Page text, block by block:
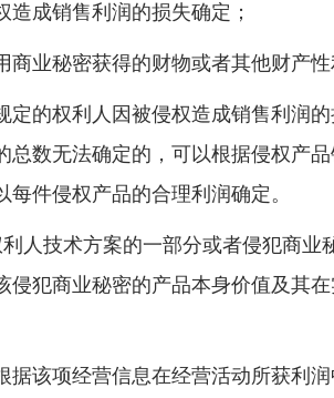
成销售利润的损失确定；
秘密获得的财物或者其他财产性
权利人因被侵权造成销售利润
总数无法确定的，可以根据侵权产
件侵权产品的合理利润确定。
人技术方案的一部分或者侵犯商
侵犯商业秘密的产品本身价值及其
项经营信息在经营活动所获利润